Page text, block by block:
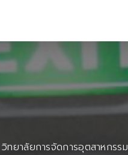
วิทยาลัยการจัดการอุตสาหกรร